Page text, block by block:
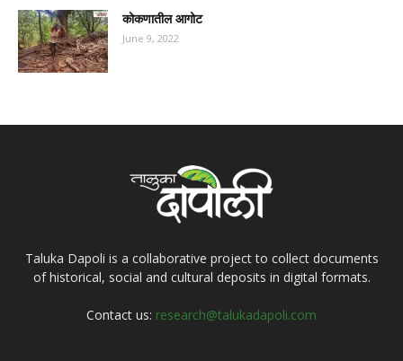
कोकणातील आगोट
June 9, 2022
Taluka Dapoli is a collaborative project to collect documents
of historical, social and cultural deposits in digital formats.
Contact us: research@talukadapoli.com